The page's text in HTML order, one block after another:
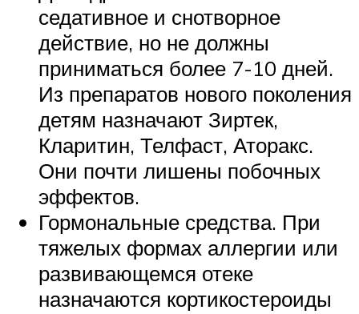
седативное и снотворное
действие, но не должны
приниматься более 7-10 дней.
Из препаратов нового поколения
детям назначают Зиртек,
Кларитин, Телфаст, Аторакс.
Они почти лишены побочных
эффектов.
Гормональные средства. При
тяжелых формах аллергии или
развивающемся отеке
назначаются кортикостероиды